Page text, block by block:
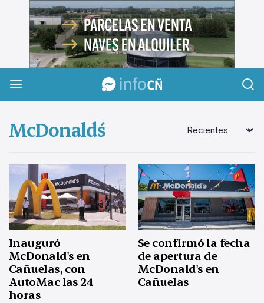
InfoCañuelas
McDonald´s
Inauguró
McDonald's en
Cañuelas, con
AutoMac las 24
horas
Se confirmó la fecha
de apertura de
McDonald's en
Cañuelas